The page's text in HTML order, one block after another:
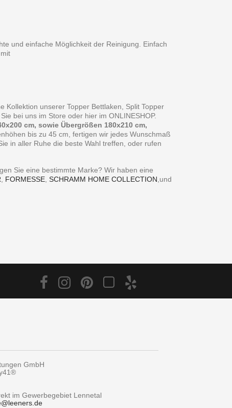
und einfache Möglichkeit der Reinigung. Einfach
unserer Topper Bettlaken, Split Topper
bei uns im Store oder hier im ONLINESHOP.
cm, sowie Übergrößen 180x210 cm,
bis zu 45 cm, fertigen wir jedes Wunschmaß
in aller Ruhe die beste Wahl treffen, oder rufen
Sie eine bestimmte Marke? Wir haben eine
, FORMESSE,SCHRAMM HOME COLLECTION,und
GmbH
im Gewerbegebiet Lennetal
@leeners.de